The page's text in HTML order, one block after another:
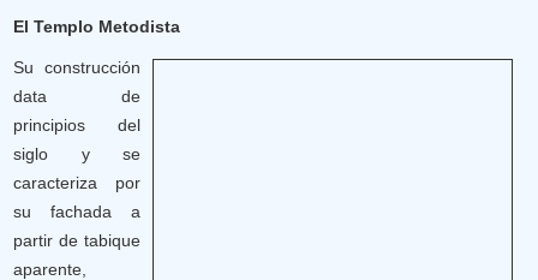
El Templo Metodista
Su construcción
data de
principios del
siglo y se
caracteriza por
su fachada a
partir de tabique
aparente,